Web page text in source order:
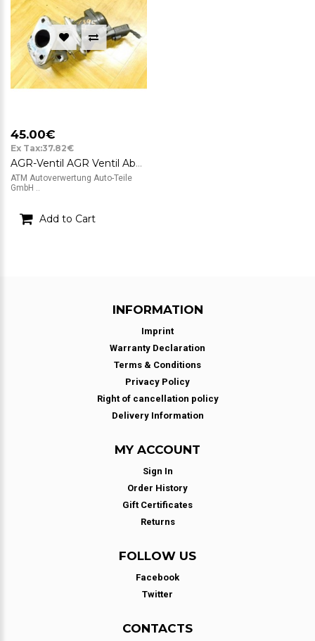
45.00€
Ex Tax:37.82€
AGR-Ventil AGR Ventil Abgasrückführungsventil Peugeot 206 ATEC 30314511
ATM Autoverwertung Auto-Teile
GmbH ..
Add to Cart
INFORMATION
Imprint
Warranty Declaration
Terms & Conditions
Privacy Policy
Right of cancellation policy
Delivery Information
MY ACCOUNT
Sign In
Order History
Gift Certificates
Returns
FOLLOW US
Facebook
Twitter
CONTACTS